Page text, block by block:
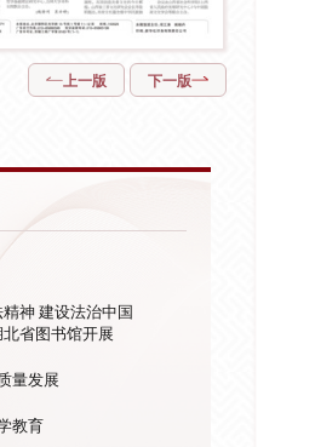
上一版 下一版
精神 建设法治中国
省图书馆开展
量发展
教育